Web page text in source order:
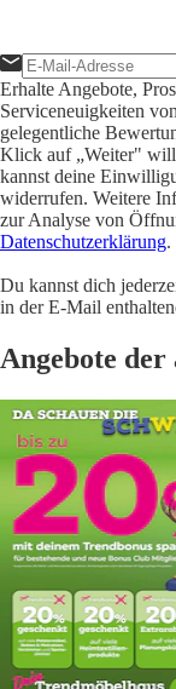
Erhalte Angebote,
Serviceneuigkeiten
gelegentliche
Klick auf „Weiter"
kannst deine
widerrufen. Weitere
zur Analyse von
Datenschutzerklärung.
Du kannst dich
in der E-Mail
Angebote der